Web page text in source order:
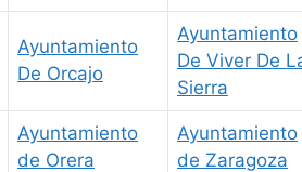
Ayuntamiento
De Orcajo
Ayuntamiento
De Viver De
Sierra
Ayuntamiento
de Orera
Ayuntamiento
de Zaragoza